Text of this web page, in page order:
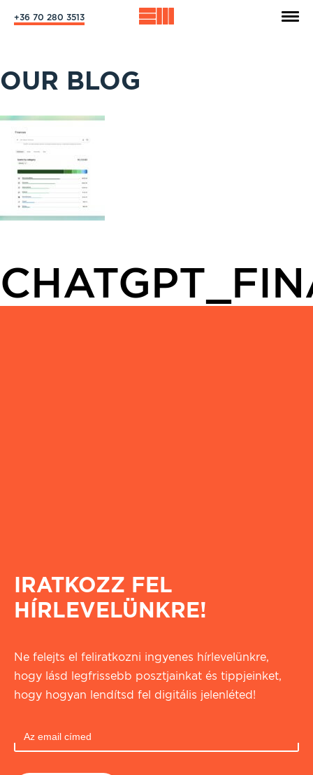
+36 70 280 3513
OUR BLOG
IRATKOZZ FEL
HÍRLEVELÜNKRE!
Ne felejts el feliratkozni ingyenes hírlevelünkre,
hogy lásd legfrissebb posztjainkat és tippjeinket,
hogy hogyan lendítsd fel digitális jelenléted!